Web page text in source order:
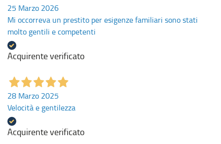
25 Marzo 2026
Mi occorreva un prestito per esigenze familiari sono stati
molto gentili e competenti
Acquirente verificato
28 Marzo 2025
Velocità e gentilezza
Acquirente verificato